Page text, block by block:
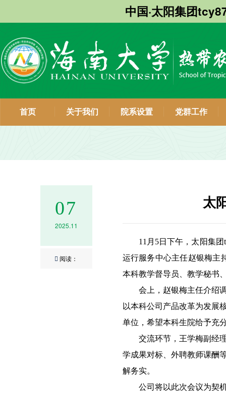
中国·太阳集团
首页 关于我们 院系设置 党群工作
07
2025.11
阅读：
太
11月5日下午，太阳集
运行服务中心主任赵银梅主
本科教学督导员、教学秘书
会上，赵银梅主任介绍
以本科公司产品改革为发展
单位，希望本科生院给予充
交流环节，王学梅副经
学成果对标、外聘教师课酬
解务实。
公司将以此次会议为契